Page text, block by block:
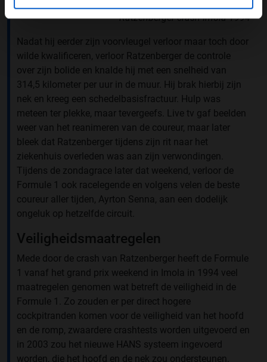
Ratzenberger crash Imola 1994
Nadat hij eerder zijn voorvleugel verloor maar toch door
wilde kwalificeren, verloor Ratzenberger de controle
over zijn bolide en knalde hij met een snelheid van
314,5 kilometer per uur in de muur. Hij brak hierbij zijn
nek en kreeg een schedelbasisfractuur. Hulp was
meteen ter plekke, maar tevergeefs. Live tv gaf beelden
weer van het reanimeren van de coureur, maar later
bleek dat Ratzenberger tijdens zijn rit naar het
ziekenhuis overleden was aan zijn verwondingen.
Tijdens de zondagrace later dat weekend, verloor de
Formule 1 ook racelegende en volgens velen de beste
coureur aller tijden, Ayrton Senna, aan een dodelijk
ongeluk op hetzelfde circuit.
Veiligheidsmaatregelen
Mede door de crash van Ratzenberger heeft de Formule
1 vanaf het grand prix weekend in Imola in 1994 veel
maatregelen genomen wat betreft de veiligheid in de
Formule 1. Zo zouden er per direct hogere
cockpitranden komen voor de veiligheid van het hoofd
en de romp, zwaardere crashtests worden uitgevoerd en
in 2003 zou het nieuwe HANS systeem ingevoerd
worden, die het hoofd en de nek zou ondersteunen.